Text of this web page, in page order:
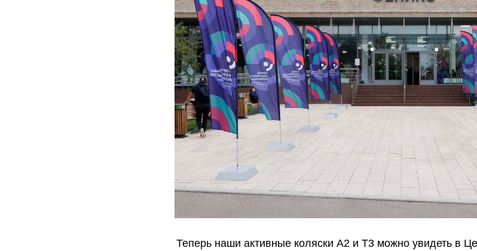
Теперь наши активные коляски А2 и Т3 можно увидеть в